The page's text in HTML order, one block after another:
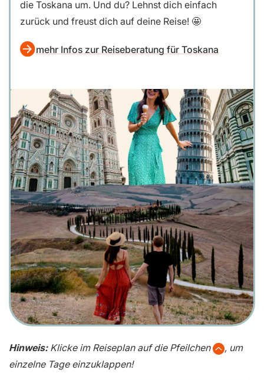
die Toskana um. Und du? Lehnst dich einfach
zurück und freust dich auf deine Reise! 🤩
mehr Infos zur Reiseberatung für Toskana
Hinweis: Klicke im Reiseplan auf die Pfeilchen
, um
einzelne Tage einzuklappen!